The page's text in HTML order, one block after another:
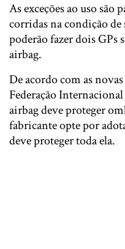
As exceções ao uso são
corridas na condição
poderão fazer dois GPs
airbag.
De acordo com as
Federação
airbag deve proteger
fabricante opte por
deve proteger toda ela.